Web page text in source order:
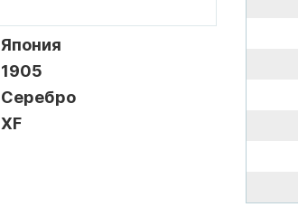
Япония
1905
Серебро
XF